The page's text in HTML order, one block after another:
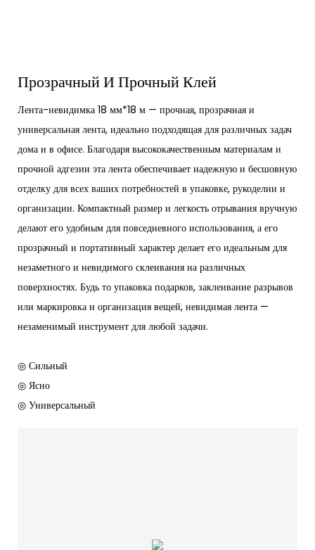
Прозрачный И Прочный Клей
Лента-невидимка 18 мм*18 м — прочная, прозрачная и
универсальная лента, идеально подходящая для различных задач
дома и в офисе. Благодаря высококачественным материалам и
прочной адгезии эта лента обеспечивает надежную и бесшовную
отделку для всех ваших потребностей в упаковке, рукоделии и
организации. Компактный размер и легкость отрывания вручную
делают его удобным для повседневного использования, а его
прозрачный и портативный характер делает его идеальным для
незаметного и невидимого склеивания на различных
поверхностях. Будь то упаковка подарков, заклеивание разрывов
или маркировка и организация вещей, невидимая лента —
незаменимый инструмент для любой задачи.
◎ Сильный
◎ Ясно
◎ Универсальный